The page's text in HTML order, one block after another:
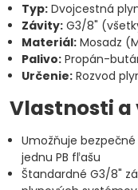
Typ: Dvojcestná
Závity: G3/8"
Materiál: Mosadz
Palivo: Propán-
Určenie: Rozvod
Vlastnosti a
Umožňuje
jednu PB fľašu
Štandardné G3/8"